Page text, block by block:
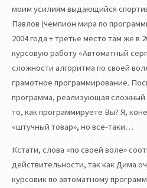
моим усилиям выдающийся
Павлов (чемпион мира по
2004 года + третье место там же в
курсовую работу «Автоматный
сложности алгоритма по своей
грамотное программирование.
программа, реализующая сложный
то, как программируете Вы? Я,
«штучный товар», но все-таки…
Кстати, слова «по своей воле»
действительности, так как Дима
курсовик по автоматному